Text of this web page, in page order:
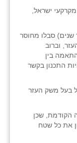
מקרקעי ישראל,
סבלו מחוסר
וברוב
בין
התכנון בקשר
בעל משק העזר
הקודמת, שכן
את כל שטח